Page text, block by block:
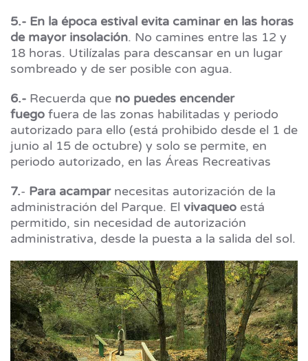
5.- En la época estival evita caminar en las horas
de mayor insolación. No camines entre las 12 y
18 horas. Utilízalas para descansar en un lugar
sombreado y de ser posible con agua.
6.- Recuerda que no puedes encender
fuego fuera de las zonas habilitadas y periodo
autorizado para ello (está prohibido desde el 1 de
junio al 15 de octubre) y solo se permite, en
periodo autorizado, en las Áreas Recreativas
7.- Para acamparnecesitas autorización de la
administración del Parque. El vivaqueo está
permitido, sin necesidad de autorización
administrativa, desde la puesta a la salida del sol.